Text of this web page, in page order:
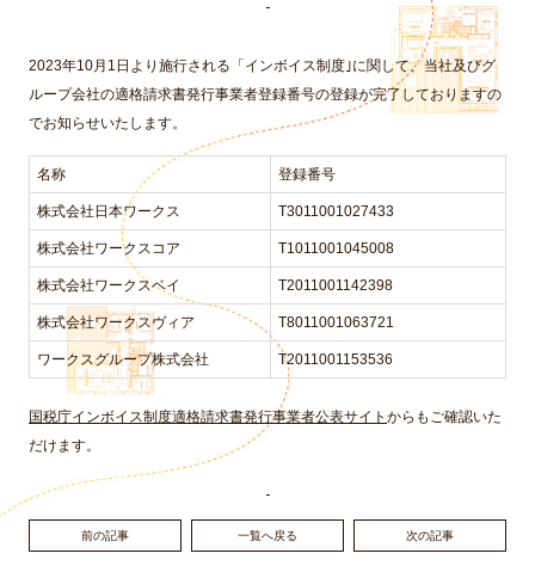
2023年10月1日より施行される「インボイス制度｣に関して、当社及びグ
ループ会社の適格請求書発行事業者登録番号の登録が完了しておりますの
でお知らせいたします。
名称 登録番号
株式会社日本ワークス T3011001027433
株式会社ワークスコア T1011001045008
株式会社ワークスベイ T2011001142398
株式会社ワークスヴィア T8011001063721
ワークスグループ株式会社 T2011001153536
国税庁インボイス制度適格請求書発行事業者公表サイト からもご確認いた
だけます。
前の記事 一覧へ戻る 次の記事